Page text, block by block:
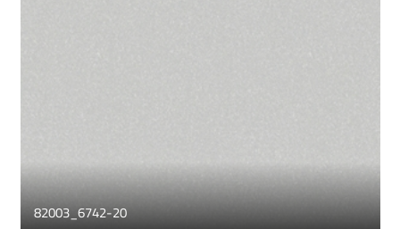
82003_6742-20